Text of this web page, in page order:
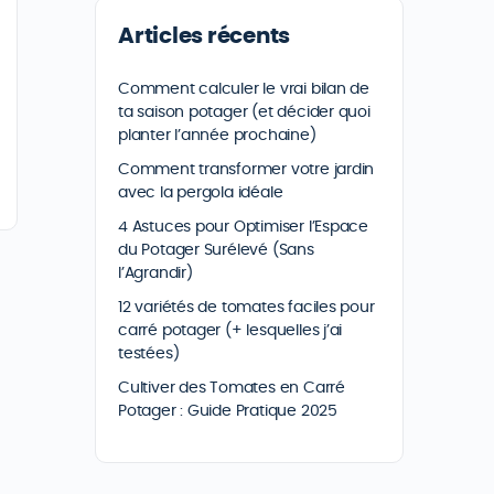
Articles récents
Comment calculer le vrai bilan de
ta saison potager (et décider quoi
planter l’année prochaine)
Comment transformer votre jardin
avec la pergola idéale
4 Astuces pour Optimiser l’Espace
du Potager Surélevé (Sans
l’Agrandir)
12 variétés de tomates faciles pour
carré potager (+ lesquelles j’ai
testées)
Cultiver des Tomates en Carré
Potager : Guide Pratique 2025